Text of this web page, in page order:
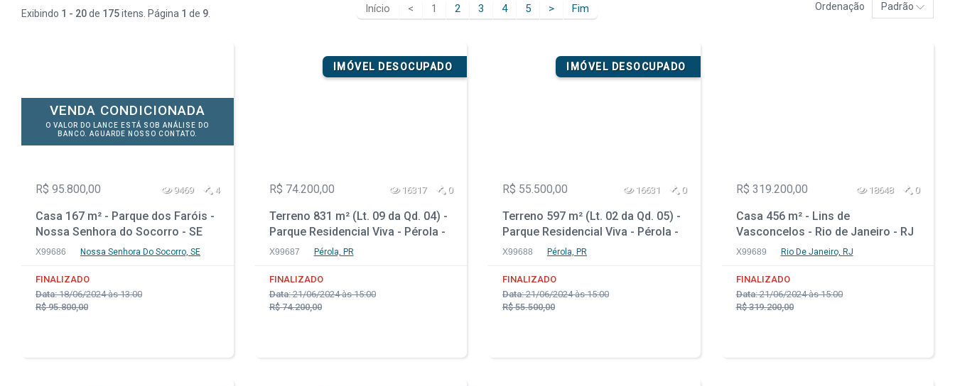
Exibindo 1 - 20de 175itens. Página 1 de 9 Início < 1 2 3 4 5 > Fim Ordenação Padrão
VENDA CONDICIONADA
O VALOR DO LANCE ESTÁ SOB ANÁLISE DO
BANCO. AGUARDE NOSSO CONTATO.
R$ 95.800,00 9469 4
Casa 167 m² - Parque dos Faróis -
Nossa Senhora do Socorro - SE
X99686 Nossa Senhora Do Socorro, SE
FINALIZADO
Data:18/06/2024 às 13:00
R$ 95.800,00
IMÓVEL DESOCUPADO
R$ 74.200,00 16317 0
Terreno 831 m² (Lt. 09 da Qd. 04) -
Parque Residencial Viva - Pérola -
PR
X99687 Pérola, PR
FINALIZADO
Data:21/06/2024 às 15:00
R$ 74.200,00
IMÓVEL DESOCUPADO
R$ 55.500,00 16631 0
Terreno 597 m² (Lt. 02 da Qd. 05) -
Parque Residencial Viva - Pérola -
PR
X99688 Pérola, PR
FINALIZADO
Data:21/06/2024 às 15:00
R$ 55.500,00
R$ 319.200,00 18648 0
Casa 456 m² - Lins de
Vasconcelos - Rio de Janeiro - RJ
X99689 Rio De Janeiro, RJ
FINALIZADO
Data:21/06/2024 às 15:00
R$ 319.200,00